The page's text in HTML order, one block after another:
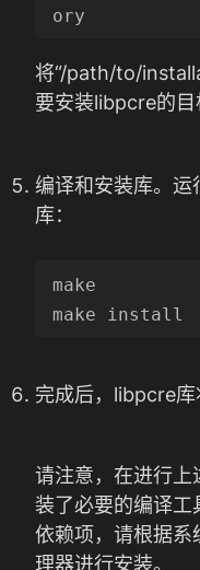
将“/path/to/
要安装libpcre的目
编译和安装库。
库：
make
完成后，libpcre库
请注意，在进行上
装了必要的编译
依赖项，请根据系
理器进行安装。